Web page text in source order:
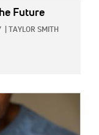
Future
TAYLOR SMITH